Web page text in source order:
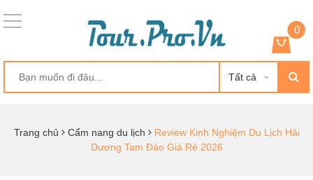
Tất cả
0
Trang chủ Cẩm nang du lịch
Review Kinh Nghiệm Du Lịch Hải
Dương Tam Đảo Giá Rẻ 2026